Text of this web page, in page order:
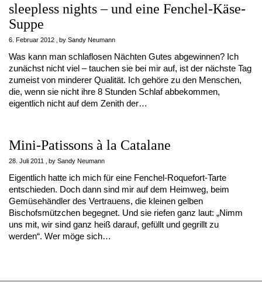
sleepless nights – und eine Fenchel-Käse-
Suppe
6. Februar 2012 by Sandy Neumann
Was kann man schlaflosen Nächten Gutes abgewinnen? Ich
zunächst nicht viel – tauchen sie bei mir auf, ist der nächste Tag
zumeist von minderer Qualität. Ich gehöre zu den Menschen,
die, wenn sie nicht ihre 8 Stunden Schlaf abbekommen,
eigentlich nicht auf dem Zenith der…
Mini-Patissons à la Catalane
28. Juli 2011 by Sandy Neumann
Eigentlich hatte ich mich für eine Fenchel-Roquefort-Tarte
entschieden. Doch dann sind mir auf dem Heimweg, beim
Gemüsehändler des Vertrauens, die kleinen gelben
Bischofsmützchen begegnet. Und sie riefen ganz laut: „Nimm
uns mit, wir sind ganz heiß darauf, gefüllt und gegrillt zu
werden“. Wer möge sich…